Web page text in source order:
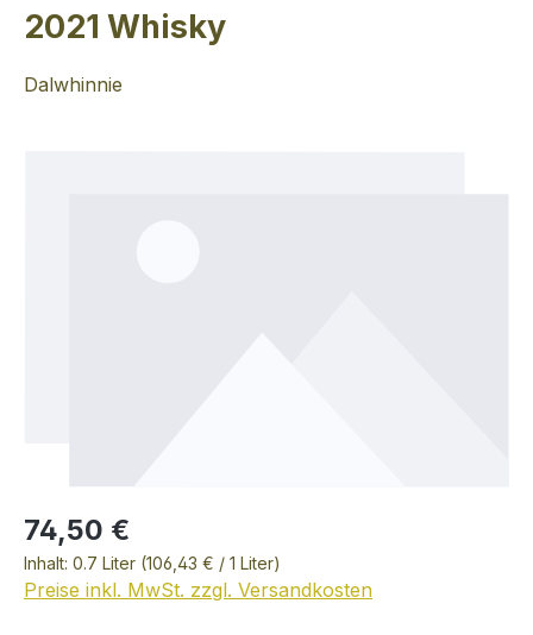
2021 Whisky
Dalwhinnie
74,50 €
Inhalt: 0.7 Liter (106,43 € / 1 Liter)
Preise inkl. MwSt. zzgl. Versandkosten